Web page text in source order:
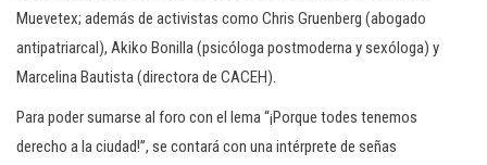
Muevetex; además de activistas como Chris Gruenberg (abogado
antipatriarcal), Akiko Bonilla (psicóloga postmoderna y sexóloga) y
Marcelina Bautista (directora de CACEH).
Para poder sumarse al foro con el lema “¡Porque todes tenemos
derecho a la ciudad!”, se contará con una intérprete de señas